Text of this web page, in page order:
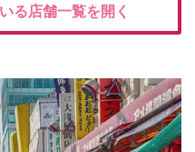
る店舗一覧を開く